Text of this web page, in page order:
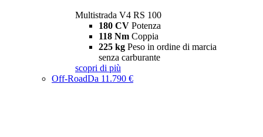
Multistrada V4 RS 100
180 CV Potenza
118 Nm Coppia
225 kg Peso in ordine di marcia
senza carburante
scopri di più
Off-RoadDa 11.790 €